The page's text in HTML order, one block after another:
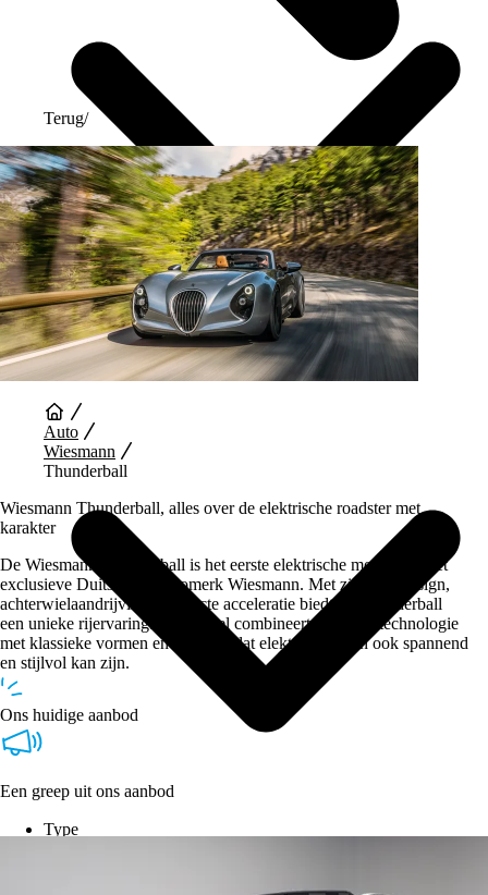
Auto Diensten
Type
Terug/
Auto
Wiesmann
Thunderball
Wiesmann Thunderball, alles over de elektrische roadster met
karakter
De Wiesmann Thunderball is het eerste elektrische model van het
exclusieve Duitse sportautomerk Wiesmann. Met zijn retrodesign,
achterwielaandrijving en directe acceleratie biedt de Thunderball
een unieke rijervaring. Het model combineert moderne technologie
met klassieke vormen en laat zien dat elektrisch rijden ook spannend
en stijlvol kan zijn.
Ons huidige aanbod
Een greep uit ons aanbod